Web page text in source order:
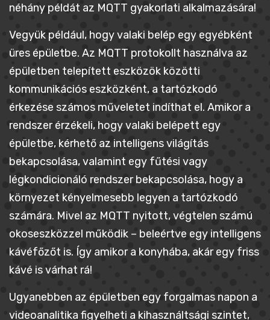
néhány példát az MQTT gyakorlati alkalmazására!
Vegyük például, hogy valaki belép egy egyébként
üres épületbe. Az MQTT protokollt használva az
épületben telepített eszközök közötti
kommunikációs eszközként, a tartózkodó
érkezése számos műveletet indíthat el. Amikor a
rendszer érzékeli, hogy valaki belépett egy
épületbe, kérhető az intelligens világítás
bekapcsolása, valamint egy fűtési vagy
légkondicionáló rendszer bekapcsolása, hogy a
környezet kényelmesebb legyen a tartózkodó
számára. Mivel az MQTT nyitott, végtelen számú
okoseszközzel működik – beleértve egy intelligens
kávéfőzőt is. Így amikor a konyhába, akár egy friss
kávé is várhat rá!
Ugyanebben az épületben egy forgalmas napon a
videoanalitika figyelheti a kihasználtsági szintet,